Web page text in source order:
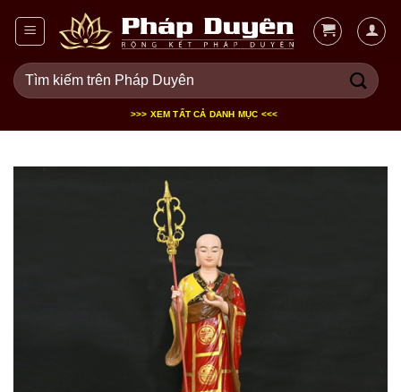
dung
Tìm
kiếm:
>>> XEM TẤT CẢ DANH MỤC <<<